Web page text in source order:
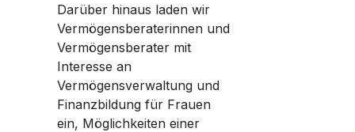
Darüber hinaus laden wir
Vermögensberaterinnen und
Vermögensberater mit
Interesse an
Vermögensverwaltung und
Finanzbildung für Frauen
ein, Möglichkeiten einer